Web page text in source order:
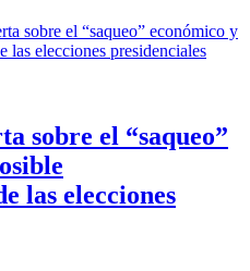
sobre el “saqueo”
las elecciones